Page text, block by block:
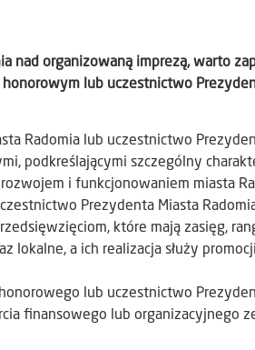
nad organizowaną imprezą, warto
lub uczestnictwo
Radomia lub uczestnictwo
podkreślającymi szczególny
i funkcjonowaniem miasta
Prezydenta Miasta
które mają zasięg,
lokalne, a ich realizacja służy
lub uczestnictwo
finansowego lub organizacyjnego